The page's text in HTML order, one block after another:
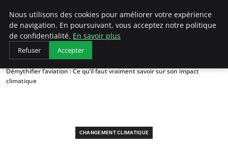
Arcticclimateemergency
Accueil
Changement climatique
Démythifier l’aviation : Ce qu’il faut vraiment savoir sur son impact
climatique
CHANGEMENT CLIMATIQUE
Nous utilisons des cookies pour améliorer votre expérience
de navigation. En poursuivant, vous acceptez notre politique
de confidentialité. En savoir plus
Refuser Accepter